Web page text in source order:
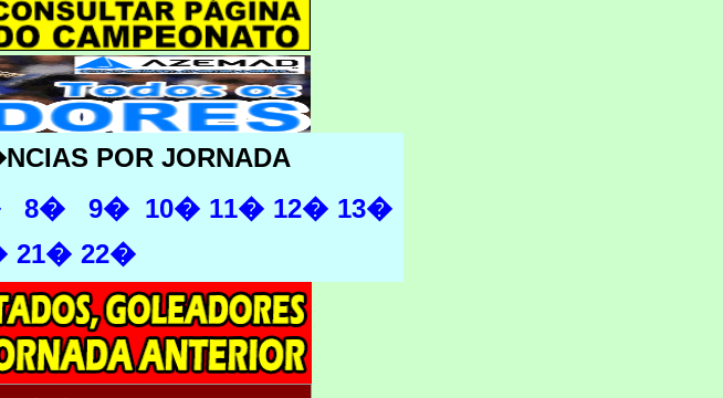
POR JORNADA
8� 9� 10� 11� 12� 13�
21� 22�